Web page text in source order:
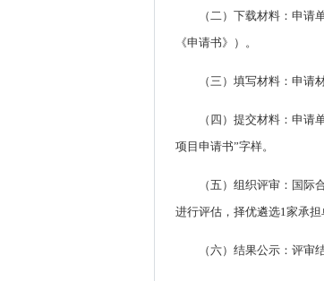
（二）下载材料：申
《申请书》）。
（三）填写材料：申请
（四）提交材料：申请
项目申请书”字样。
（五）组织评审：国
进行评估，择优遴选1家承担
（六）结果公示：评审